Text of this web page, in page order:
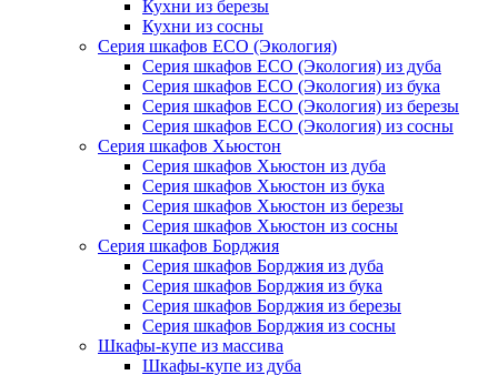
Кухни из березы
Кухни из сосны
Серия шкафов ECO (Экология)
Серия шкафов ECO (Экология) из дуба
Серия шкафов ECO (Экология) из бука
Серия шкафов ECO (Экология) из березы
Серия шкафов ECO (Экология) из сосны
Серия шкафов Хьюстон
Серия шкафов Хьюстон из дуба
Серия шкафов Хьюстон из бука
Серия шкафов Хьюстон из березы
Серия шкафов Хьюстон из сосны
Серия шкафов Борджия
Серия шкафов Борджия из дуба
Серия шкафов Борджия из бука
Серия шкафов Борджия из березы
Серия шкафов Борджия из сосны
Шкафы-купе из массива
Шкафы-купе из дуба